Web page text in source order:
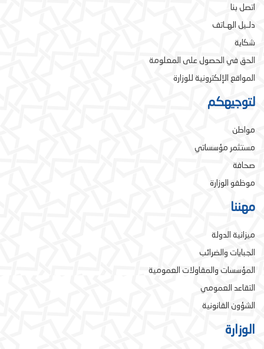
اتصل بنا
دلـيل الهـاتف
شكاية
الحق في الحصول على المعلومة
المواقع الإلكترونية للوزارة
لتوجيهكم
مواطن
مستثمر مؤسساتي
صحافة
موظفو الوزارة
مهننا
ميزانية الدولة
الجبايات والضرائب
المؤسسات والمقاولات العمومية
التقاعد العمومي
الشؤون القانونية
الوزارة